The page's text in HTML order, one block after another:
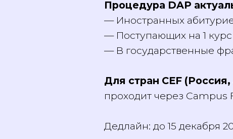
Процедура DAP
— Иностранных
— В государственные
проходит через